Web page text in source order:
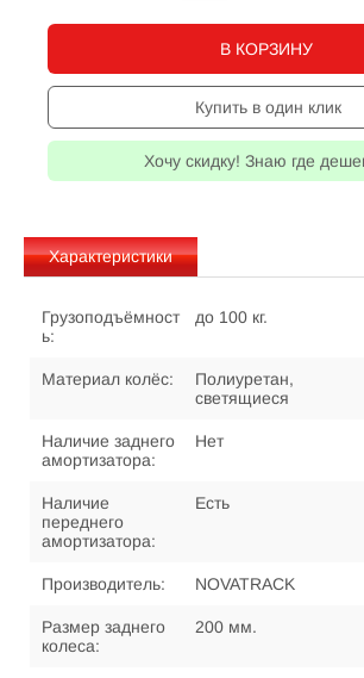
В КОРЗИНУ
Купить в один клик
Хочу скидку! Знаю где
Характеристики
Грузоподъёмност
ь:
до 100 кг.
Материал колёс:
Полиуретан,
светящиеся
Наличие заднего
амортизатора:
Нет
Наличие
переднего
амортизатора:
Есть
Производитель: NOVATRACK
Размер заднего
колеса:
200 мм.